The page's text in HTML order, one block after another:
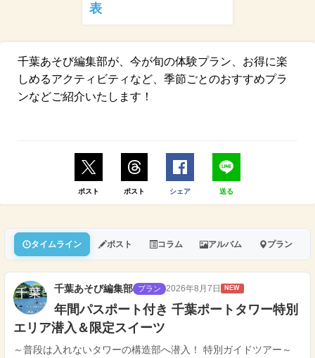
表
千葉あそび編集部が、今が旬の体験プラン、お得に楽
しめるアクティビティなど、季節ごとのおすすめプラ
ンなどご紹介いたします！
ポスト ポスト シェア 送る
タイムライン ポスト コラム アルバム プラン